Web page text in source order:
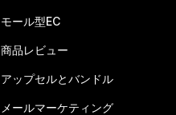
モール型EC
商品レビュー
アップセルとバンドル
メールマーケティング